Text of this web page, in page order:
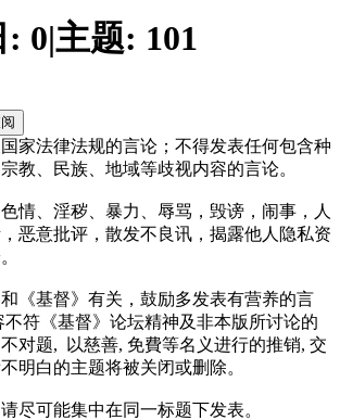
: 0|主题: 101
家法律法规的言论；不得发表任何包含种
教、民族、地域等歧视内容的言论。
情、淫秽、暴力、辱骂，毁谤，闹事，人
恶意批评，散发不良讯，揭露他人隐私资
《基督》有关，鼓励多发表有营养的言
符《基督》论坛精神及非本版所讨论的
对题, 以慈善, 免費等名义进行的推销, 交
明白的主题将被关闭或删除。
尽可能集中在同一标题下发表。